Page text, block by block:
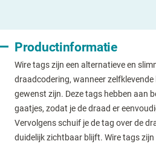
Productinformatie
Wire tags zijn een alternatieve en
draadcodering, wanneer
gewenst zijn. Deze tags hebben aan
gaatjes, zodat je de draad er
Vervolgens schuif je de tag over de
duidelijk zichtbaar blijft. Wire tags